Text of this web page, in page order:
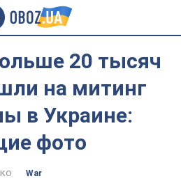
20 тысяч
на митинг
в Украине:
фото
War